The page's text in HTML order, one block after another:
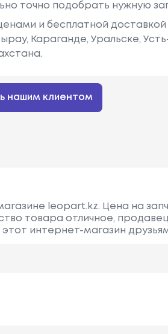
точно подобрать нужную
и бесплатной доставкой
Караганде, Уральске,
нашим клиентом
leopart.kz. Цена на
товара отличное,
интернет-магазин